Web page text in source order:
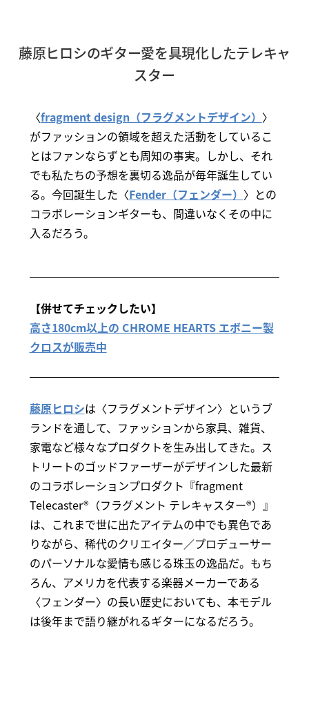
藤原ヒロシのギター愛を具現化したテレキャ
スター
〈fragment design（フラグメントデザイン） 〉
がファッションの領域を超えた活動をしているこ
とはファンならずとも周知の事実。しかし、それ
でも私たちの予想を裏切る逸品が毎年誕生してい
る。今回誕生した〈Fender（フェンダー） 〉との
コラボレーションギターも、間違いなくその中に
入るだろう。
【併せてチェックしたい】
高さ180cm以上の CHROME HEARTS エボニー製
クロスが販売中
藤原ヒロシは〈フラグメントデザイン〉というブ
ランドを通して、ファッションから家具、雑貨、
家電など様々なプロダクトを生み出してきた。ス
トリートのゴッドファーザーがデザインした最新
のコラボレーションプロダクト『fragment
Telecaster®︎（フラグメント テレキャスター®︎）』
は、これまで世に出たアイテムの中でも異色であ
りながら、稀代のクリエイター／プロデューサー
のパーソナルな愛情も感じる珠玉の逸品だ。もち
ろん、アメリカを代表する楽器メーカーである
〈フェンダー〉の長い歴史においても、本モデル
は後年まで語り継がれるギターになるだろう。